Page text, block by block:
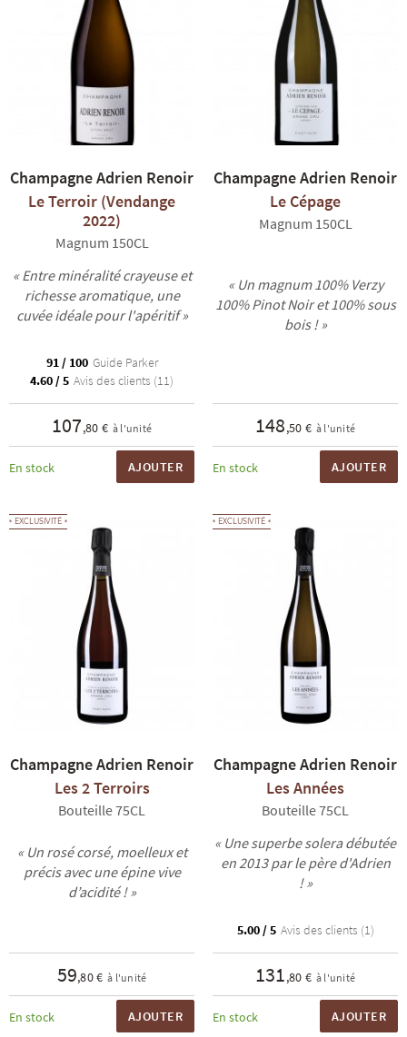
Champagne Adrien Renoir
Le Terroir (Vendange
2022)
Magnum 150CL
« Entre minéralité crayeuse et
richesse aromatique, une
cuvée idéale pour l'apéritif »
91 / 100 Guide Parker
4.60 / 5 Avis des clients (11)
107,80 € à l'unité
En stock AJOUTER
Champagne Adrien Renoir
Le Cépage
Magnum 150CL
« Un magnum 100% Verzy
100% Pinot Noir et 100% sous
bois ! »
148,50 € à l'unité
En stock AJOUTER
EXCLUSIVITÉ
Champagne Adrien Renoir
Les 2 Terroirs
Bouteille 75CL
« Un rosé corsé, moelleux et
précis avec une épine vive
d’acidité ! »
59,80 € à l'unité
En stock AJOUTER
EXCLUSIVITÉ
Champagne Adrien Renoir
Les Années
Bouteille 75CL
« Une superbe solera débutée
en 2013 par le père d'Adrien
! »
5.00 / 5 Avis des clients (1)
131,80 € à l'unité
En stock AJOUTER